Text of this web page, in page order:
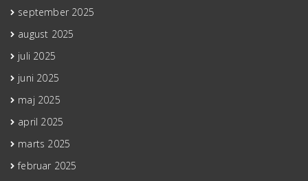
september 2025
august 2025
juli 2025
juni 2025
maj 2025
april 2025
marts 2025
februar 2025